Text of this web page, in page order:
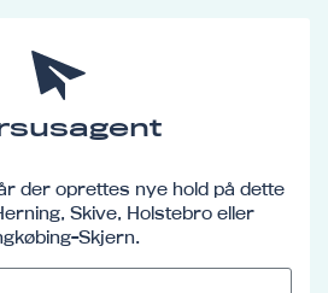
der oprettes nye hold på dette
Skive, Holstebro eller
Skjern.